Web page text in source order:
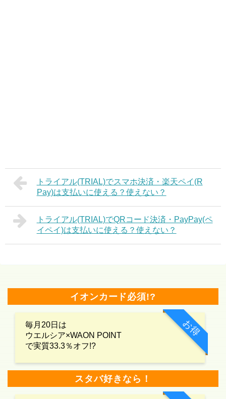
トライアル(TRIAL)でスマホ決済・楽天ペイ(R
Pay)は支払いに使える？使えない？
トライアル(TRIAL)でQRコード決済・PayPay(ペ
イペイ)は支払いに使える？使えない？
イオンカード必須!?
お得
毎月20日は
ウエルシア×WAON POINT
で実質33.3％オフ!?
スタバ好きなら！